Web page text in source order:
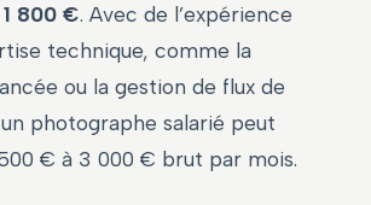
1 800 €. Avec de l’expérience
technique, comme la
ou la gestion de flux de
photographe salarié peut
€ à 3 000 € brut par mois.